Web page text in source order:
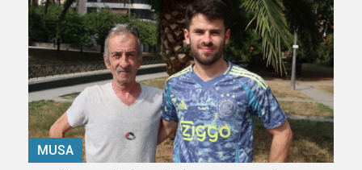
zerbitzuak hobetzeko asmoz, cookie teknologiaz
baliatzen gara. Ohar hau onartuz gero, teknologia hori
erabiltzeko baimen esplizitua ematen diguzu.Gehiago
irakurri
MUSA